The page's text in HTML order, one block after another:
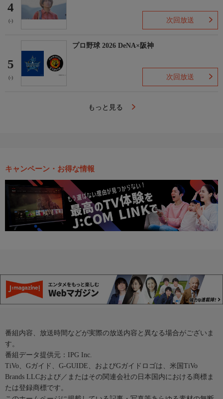
4
(-) 次回放送
5
(-)
プロ野球 2026 DeNA×阪神
次回放送
もっと見る
キャンペーン・お得な情報
番組内容、放送時間などが実際の放送内容と異なる場合がございま
す。
番組データ提供元：IPG Inc.
TiVo、Gガイド、G-GUIDE、およびGガイドロゴは、米国TiVo
Brands LLCおよび／またはその関連会社の日本国内における商標ま
たは登録商標です。